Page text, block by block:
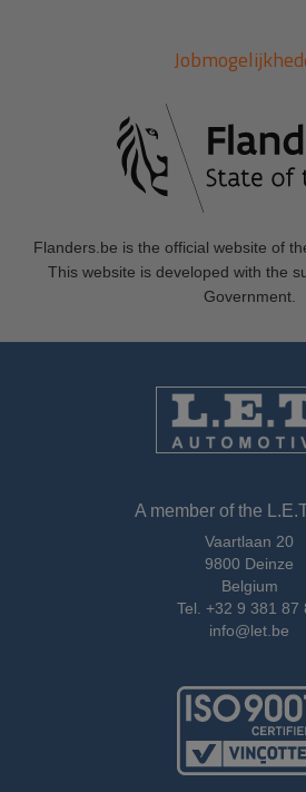
Flanders.be is the official website of
This website is developed with the
Government.
A member of the
Vaartlaan 20
9800 Deinze
Belgium
Tel. +32 9 381 87
info@let.be